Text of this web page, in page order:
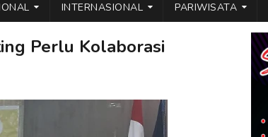
INTERNASIONAL PARIWISATA
Perlu Kolaborasi